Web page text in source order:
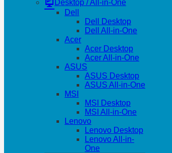
Desktop / All-in-One
Dell
Dell Desktop
Dell All-in-One
Acer
Acer Desktop
Acer All-in-One
ASUS
ASUS Desktop
ASUS All-in-One
MSI
MSI Desktop
MSI All-in-One
Lenovo
Lenovo Desktop
Lenovo All-in-
One